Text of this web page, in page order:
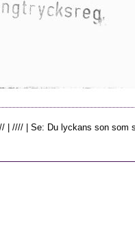
| //// | Se: Du lyckans son som